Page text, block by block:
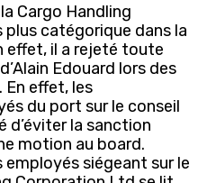
Cargo Handling
catégorique dans la
effet, il a rejeté toute
Edouard lors des
effet, les
du port sur le conseil
d’éviter la sanction
motion au board.
siégeant sur le